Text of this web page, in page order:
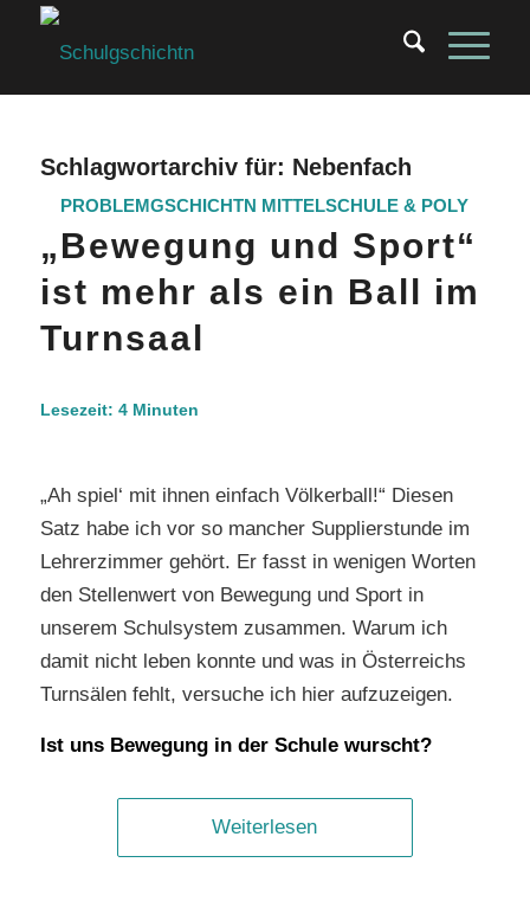
Schlagwortarchiv für: Nebenfach
PROBLEMGSCHICHTN MITTELSCHULE & POLY
„Bewegung und Sport“
ist mehr als ein Ball im
Turnsaal
Lesezeit: 4 Minuten
„Ah spiel‘ mit ihnen einfach Völkerball!“ Diesen
Satz habe ich vor so mancher Supplierstunde im
Lehrerzimmer gehört. Er fasst in wenigen Worten
den Stellenwert von Bewegung und Sport in
unserem Schulsystem zusammen. Warum ich
damit nicht leben konnte und was in Österreichs
Turnsälen fehlt, versuche ich hier aufzuzeigen.
Ist uns Bewegung in der Schule wurscht?
Weiterlesen